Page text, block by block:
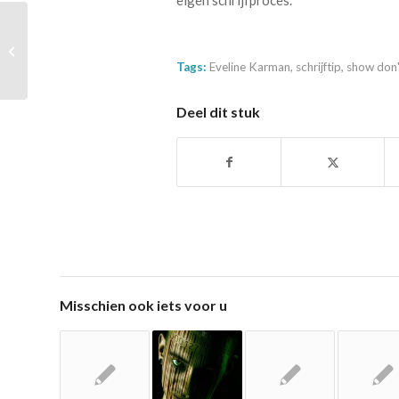
Tags: Eveline Karman, schrijftip, show
Deel dit stuk
Misschien ook iets voor u